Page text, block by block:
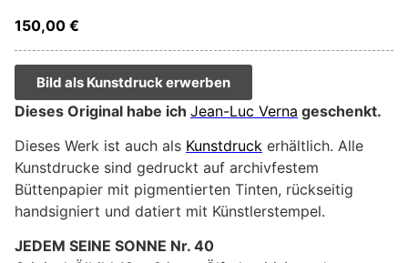
150,00 €
Bild als Kunstdruck erwerben
Dieses Original habe ich Jean-Luc Verna geschenkt.
Dieses Werk ist auch als Kunstdruck erhältlich. Alle
Kunstdrucke sind gedruckt auf archivfestem
Büttenpapier mit pigmentierten Tinten, rückseitig
handsigniert und datiert mit Künstlerstempel.
JEDEM SEINE SONNE Nr. 40